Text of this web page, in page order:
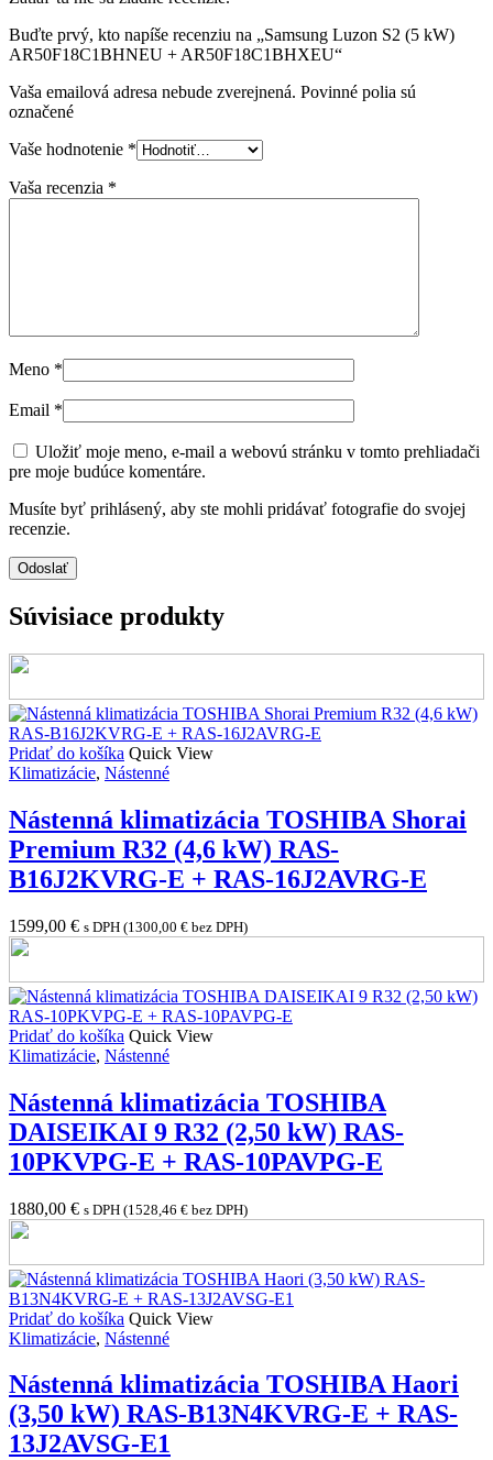
Buďte prvý, kto napíše recenziu na „Samsung Luzon S2 (5 kW)
AR50F18C1BHNEU + AR50F18C1BHXEU“
Vaša emailová adresa nebude zverejnená. Povinné polia sú
označené
Vaše hodnotenie *
Vaša recenzia *
Meno *
Email *
Uložiť moje meno, e-mail a webovú stránku v tomto prehliadači
pre moje budúce komentáre.
Musíte byť prihlásený, aby ste mohli pridávať fotografie do svojej
recenzie.
Súvisiace produkty
Pridať do košíka Quick View
Klimatizácie, Nástenné
Nástenná klimatizácia TOSHIBA Shorai
Premium R32 (4,6 kW) RAS-
B16J2KVRG-E + RAS-16J2AVRG-E
1599,00 € s DPH (1300,00 € bez DPH)
Pridať do košíka Quick View
Klimatizácie, Nástenné
Nástenná klimatizácia TOSHIBA
DAISEIKAI 9 R32 (2,50 kW) RAS-
10PKVPG-E + RAS-10PAVPG-E
1880,00 € s DPH (1528,46 € bez DPH)
Pridať do košíka Quick View
Klimatizácie, Nástenné
Nástenná klimatizácia TOSHIBA Haori
(3,50 kW) RAS-B13N4KVRG-E + RAS-
13J2AVSG-E1